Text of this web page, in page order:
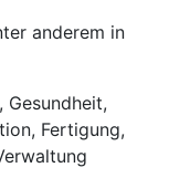
anderem in
Gesundheit,
Fertigung,